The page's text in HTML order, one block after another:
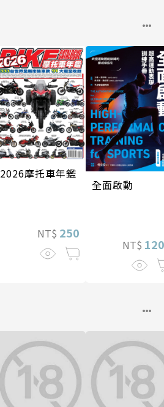
2026摩托車年鑑
NT$ 250
全面啟動
NT$